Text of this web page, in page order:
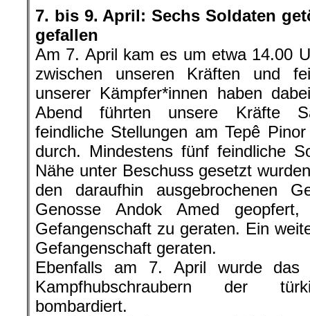
7. bis 9. April: Sechs Soldaten
gefallen
Am 7. April kam es um etwa 14.00
zwischen unseren Kräften und
unserer Kämpfer*innen haben
Abend führten unsere Kräfte
feindliche Stellungen am Tepê
durch. Mindestens fünf feindliche
Nähe unter Beschuss gesetzt
den daraufhin ausgebrochenen
Genosse Andok Amed
Gefangenschaft zu geraten. Ein
Gefangenschaft geraten.
Ebenfalls am 7. April wurde das
Kampfhubschraubern der
bombardiert.